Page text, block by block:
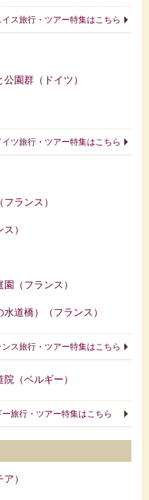
イス旅行・ツアー特集はこちら
園群（ドイツ）
イツ旅行・ツアー特集はこちら
ランス）
）
（フランス）
道橋）（フランス）
ンス旅行・ツアー特集はこちら
（ベルギー）
ー旅行・ツアー特集はこちら
）